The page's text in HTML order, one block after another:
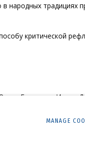
народных традициях
критической
Белякова, Ирина
MANAGE